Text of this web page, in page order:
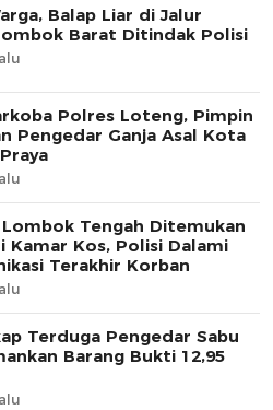
Balap Liar di Jalur
Barat Ditindak Polisi
Polres Loteng, Pimpin
Pengedar Ganja Asal Kota
Tengah Ditemukan
Kamar Kos, Polisi Dalami
Terakhir Korban
Terduga Pengedar Sabu
Barang Bukti 12,95